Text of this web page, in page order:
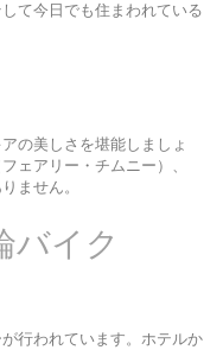
て今日でも住まわれている
の美しさを堪能しましょ
ェアリー・チムニー）、
ません。
バイク
行われています。ホテルか